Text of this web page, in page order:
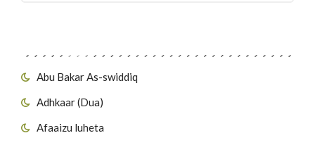
Abu Bakar As-swiddiq
Adhkaar (Dua)
Afaaizu luheta